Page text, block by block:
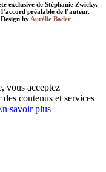
exclusive de Stéphanie Zwicky.
préalable de l’auteur.
byAurélie Bader
vous acceptez
contenus et services
savoir plus